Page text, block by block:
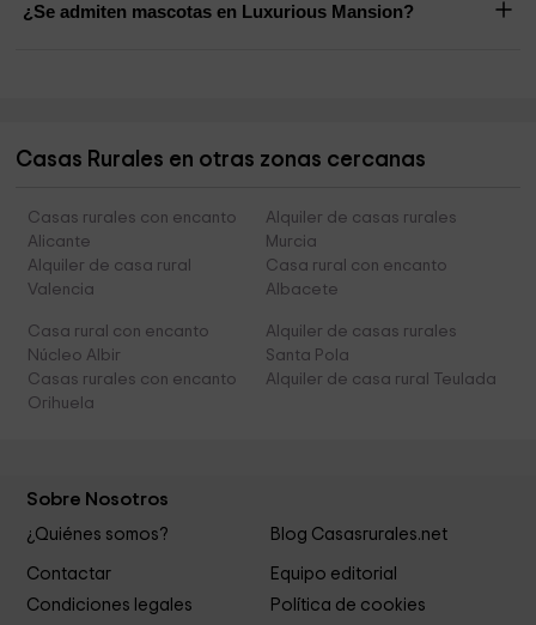
¿Se admiten mascotas en Luxurious Mansion?
Casas Rurales en otras zonas cercanas
Casas rurales con encanto
Alicante
Alquiler de casas rurales
Murcia
Alquiler de casa rural
Valencia
Casa rural con encanto
Albacete
Casa rural con encanto
Núcleo Albir
Alquiler de casas rurales
Santa Pola
Casas rurales con encanto
Orihuela
Alquiler de casa rural Teulada
Sobre Nosotros
¿Quiénes somos? Blog Casasrurales.net
Contactar
Equipo editorial
Condiciones legales
Política de cookies